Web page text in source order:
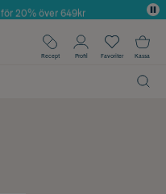
Skönhet
20% över 649kr
köp*
Recept Profil Favoriter Kassa